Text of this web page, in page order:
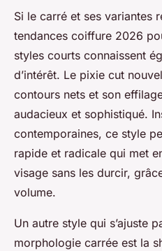
Si le carré et ses variantes
tendances coiffure 2026
styles courts connaissent
d’intérêt. Le pixie cut
contours nets et son
audacieux et sophistiqué.
contemporaines, ce style
rapide et radicale qui met
visage sans les durcir,
volume.
Un autre style qui s’ajuste
morphologie carrée est la